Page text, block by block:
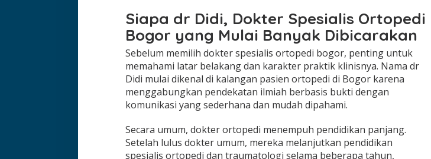
Siapa dr Didi, Dokter Spesialis Ortopedi
Bogor yang Mulai Banyak Dibicarakan
Sebelum memilih dokter spesialis ortopedi bogor, penting untuk
memahami latar belakang dan karakter praktik klinisnya. Nama dr
Didi mulai dikenal di kalangan pasien ortopedi di Bogor karena
menggabungkan pendekatan ilmiah berbasis bukti dengan
komunikasi yang sederhana dan mudah dipahami.
Secara umum, dokter ortopedi menempuh pendidikan panjang.
Setelah lulus dokter umum, mereka melanjutkan pendidikan
spesialis ortopedi dan traumatologi selama beberapa tahun,